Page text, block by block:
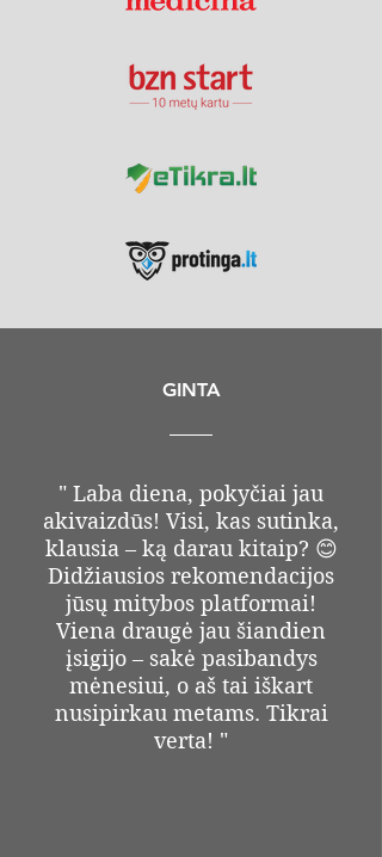
GINTA
" Laba diena, pokyčiai jau
akivaizdūs! Visi, kas sutinka,
klausia – ką darau kitaip? 😊
Didžiausios rekomendacijos
jūsų mitybos platformai!
Viena draugė jau šiandien
įsigijo – sakė pasibandys
mėnesiui, o aš tai iškart
nusipirkau metams. Tikrai
verta! "